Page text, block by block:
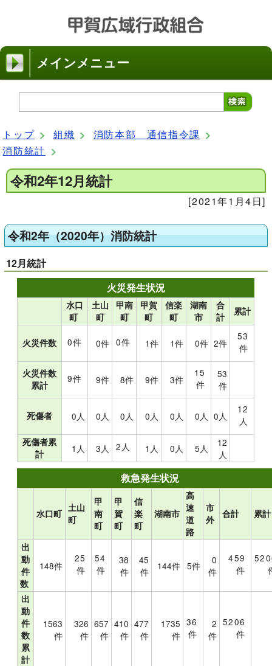
メインメニュー
トップ 組織
消防本部 通信指令課
消防統計
令和2年12月統計
[2021年1月4日]
令和2年（2020年）消防統計
12月統計
火災発生状況
水口
町
土山
町
甲南
町
甲賀
町
信楽
町
湖南
市
合
計
累計
火災件数 0件 0件 0件 1件 1件 0件 2件
53
件
火災件数
累計
9件 9件 8件 9件 3件
15
件
53
件
死傷者 0人 0人 0人 0人 0人 0人 0人
12
人
死傷者累
計
1人 3人 2人 1人 0人 5人
12
人
救急発生状況
水口町
土山
町
甲
南
町
甲
賀
町
信
楽
町
湖南市
高
速
道
路
市
外
合計 累
出
動
件
数
148件
25
件
54
件
38
件
45
件
144件 5件
0
件
459
件
出
動
件
数
累
計
1563
件
326
件
657
件
410
件
477
件
1735
件
36
件
2
件
5206
件